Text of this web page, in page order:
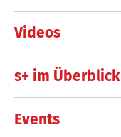
Videos
s+ im Überblick
Events